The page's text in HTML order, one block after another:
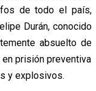
de todo el país,
Durán, conocido
absuelto de
en prisión preventiva
y explosivos.